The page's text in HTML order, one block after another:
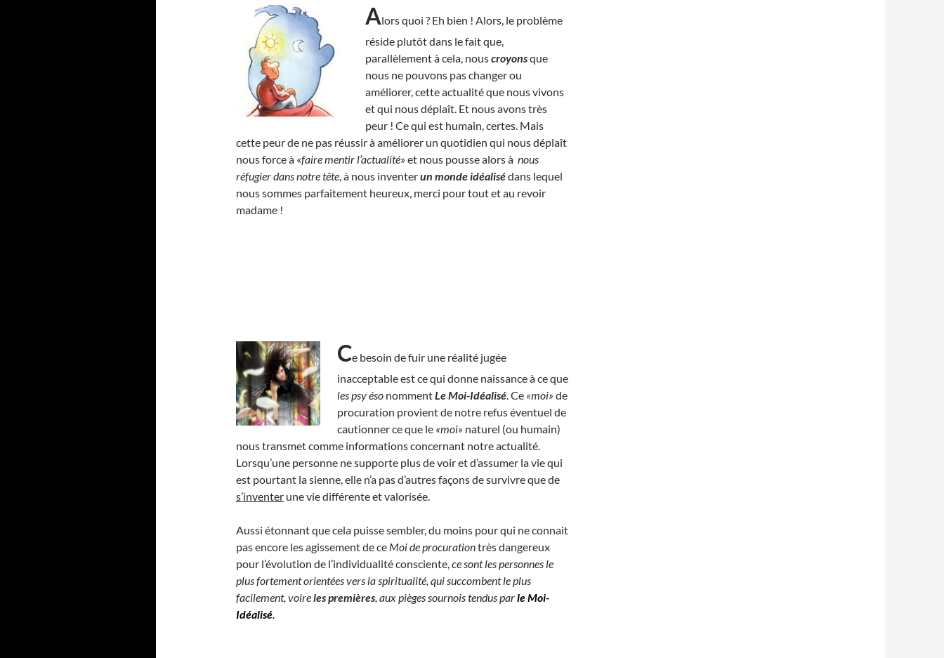
Alors quoi ? Eh bien ! Alors, le problème
réside plutôt dans le fait que,
parallèlement à cela, nouscroyonsque
nous ne pouvons pas changer ou
améliorer, cette actualité que nous vivons
et qui nous déplaît. Et nous avons très
peur ! Ce qui est humain, certes. Mais
cette peur de ne pas réussir à améliorer un quotidien qui nous déplaît
nous force à «faire mentir l’actualité» et nous pousse alors à nous
réfugier dans notre tête, à nous inventerun monde idéalisédans lequel
nous sommes parfaitement heureux, merci pour tout et au revoir
madame !
Ce besoin de fuir une réalité jugée
inacceptable est ce qui donne naissance à ce que
les psy éso nommentLe Moi-Idéalisé. Ce «moi» de
procuration provient de notre refus éventuel de
cautionner ce que le «moi» naturel (ou humain)
nous transmet comme informations concernant notre actualité.
Lorsqu’une personne ne supporte plus de voir et d’assumer la vie qui
est pourtant la sienne, elle n’a pas d’autres façons de survivre que de
s’inventer une vie différente et valorisée.
Aussi étonnant que cela puisse sembler, du moins pour qui ne connait
pas encore les agissement de ce Moi de procurationtrès dangereux
pour l’évolution de l’individualité consciente,ce sont les personnes le
plus fortement orientées vers la spiritualité, qui succombent le plus
facilement, voireles premières, aux pièges sournois tendus parle Moi-
Idéalisé.